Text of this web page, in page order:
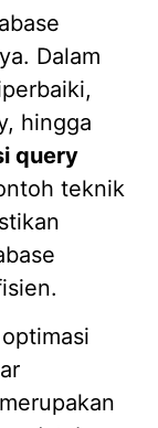
Dalam
hingga
query
teknik